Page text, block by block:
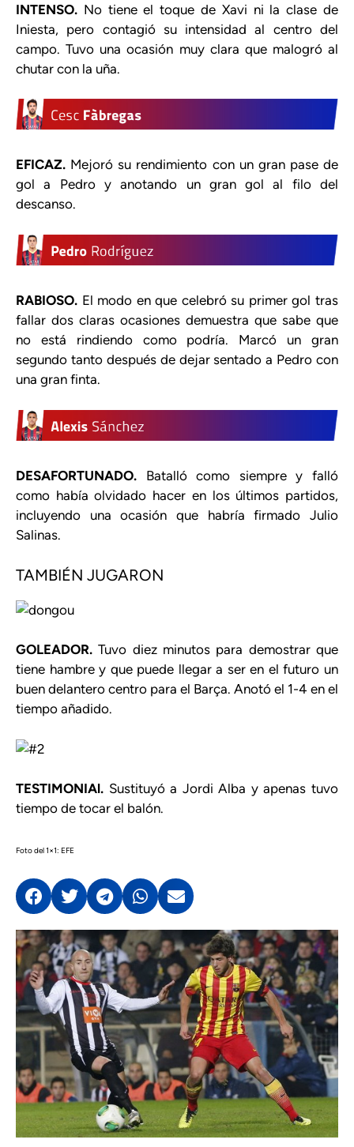
INTENSO. No tiene el toque de Xavi ni la clase de
Iniesta, pero contagió su intensidad al centro del
campo. Tuvo una ocasión muy clara que malogró al
chutar con la uña.
EFICAZ. Mejoró su rendimiento con un gran pase de
gol a Pedro y anotando un gran gol al filo del
descanso.
RABIOSO. El modo en que celebró su primer gol tras
fallar dos claras ocasiones demuestra que sabe que
no está rindiendo como podría. Marcó un gran
segundo tanto después de dejar sentado a Pedro con
una gran finta.
DESAFORTUNADO. Batalló como siempre y falló
como había olvidado hacer en los últimos partidos,
incluyendo una ocasión que habría firmado Julio
Salinas.
TAMBIÉN JUGARON
GOLEADOR. Tuvo diez minutos para demostrar que
tiene hambre y que puede llegar a ser en el futuro un
buen delantero centro para el Barça. Anotó el 1-4 en el
tiempo añadido.
TESTIMONIAl. Sustituyó a Jordi Alba y apenas tuvo
tiempo de tocar el balón.
Foto del 1×1: EFE